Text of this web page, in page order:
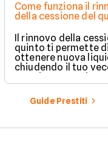
Come funziona il
della cessione del
Il rinnovo della
quinto ti permette
ottenere nuova
chiudendo il tuo
prestito per aprirne
vantaggioso.
Guide Prestiti